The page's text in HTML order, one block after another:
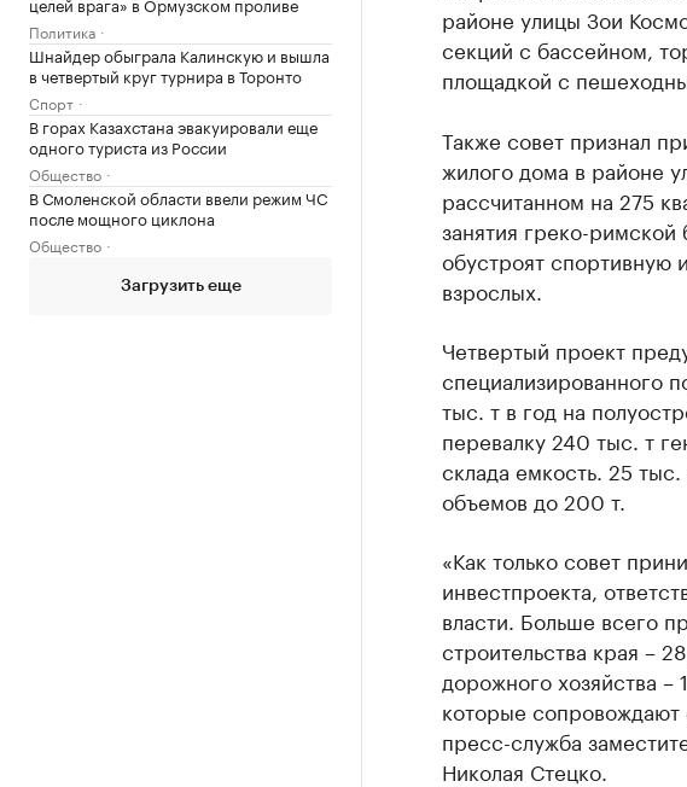
Политика
Шнайдер обыграла Калинскую и вышла
в четвертый круг турнира в Торонто
Спорт
В горах Казахстана эвакуировали еще
одного туриста из России
Общество
В Смоленской области ввели режим ЧС
после мощного циклона
Общество
Загрузить еще
районе улицы Зои
секций с бассейном,
площадкой с
Также совет признал
жилого дома в районе
рассчитанном на 275
занятия греко-римской
обустроят спортивную
взрослых.
Четвертый проект
специализированного
тыс. т в год на
перевалку 240 тыс. т
склада емкость. 25
объемов до 200 т.
«Как только совет
инвестпроекта,
власти. Больше всего
строительства края –
дорожного хозяйства –
которые сопровождают
пресс-служба
Николая Стецко.